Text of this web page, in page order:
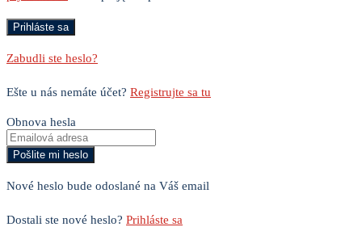
Zabudli ste heslo?
Ešte u nás nemáte účet? Registrujte sa tu
Obnova hesla
Nové heslo bude odoslané na Váš email
Dostali ste nové heslo? Prihláste sa